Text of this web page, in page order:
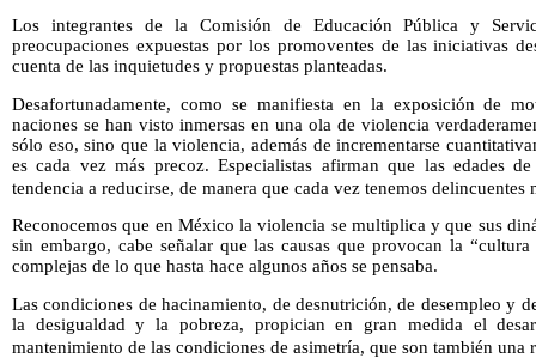
Los integrantes de la Comisión de Educación Pública y
preocupaciones expuestas por los promoventes de las iniciativas
cuenta de las inquietudes y propuestas planteadas.
Desafortunadamente, como se manifiesta en la exposición de
naciones se han visto inmersas en una ola de violencia
sólo eso, sino que la violencia, además de incrementarse
es cada vez más precoz. Especialistas afirman que las edades
tendencia a reducirse, de manera que cada vez tenemos delincuentes
Reconocemos que en México la violencia se multiplica y que sus
sin embargo, cabe señalar que las causas que provocan la
complejas de lo que hasta hace algunos años se pensaba.
Las condiciones de hacinamiento, de desnutrición, de desempleo y
la desigualdad y la pobreza, propician en gran medida el
mantenimiento de las condiciones de asimetría, que son también una